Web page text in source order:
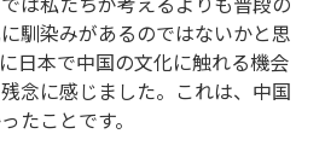
馴染みがあるのではないかと思
日本で中国の文化に触れる機会
念に感じました。これは、中国
たことです。